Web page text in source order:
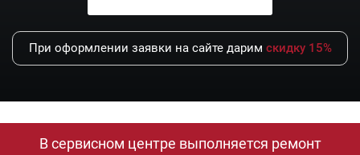
При оформлении заявки на сайте дарим скидку 15%
В сервисном центре выполняется ремонт